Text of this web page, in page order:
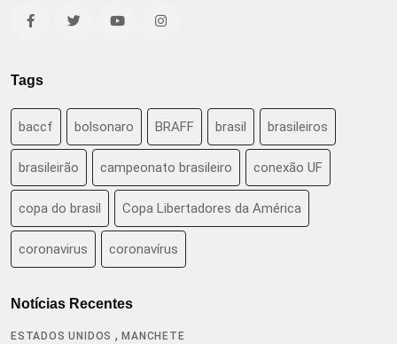
Tags
baccf bolsonaro BRAFF brasil brasileiros
brasileirão campeonato brasileiro conexão UF
copa do brasil Copa Libertadores da América
coronavirus coronavírus
Notícias Recentes
ESTADOS UNIDOS ,MANCHETE